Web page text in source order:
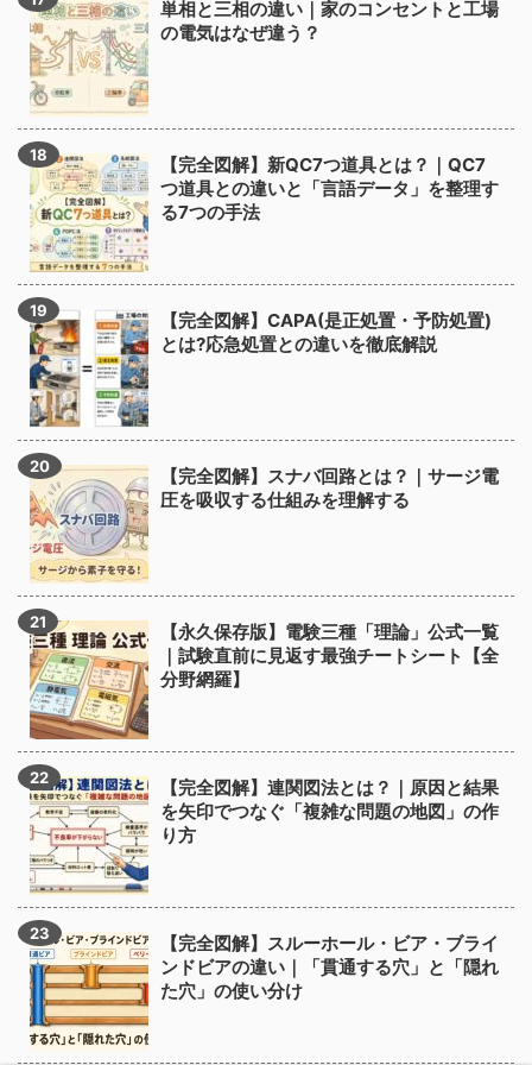
単相と三相の違い｜家のコンセントと工場
の電気はなぜ違う？
【完全図解】新QC7つ道具とは？｜QC7
つ道具との違いと「言語データ」を整理す
る7つの手法
【完全図解】CAPA(是正処置・予防処置)
とは?応急処置との違いを徹底解説
【完全図解】スナバ回路とは？｜サージ電
圧を吸収する仕組みを理解する
【永久保存版】電験三種「理論」公式一覧
｜試験直前に見返す最強チートシート【全
分野網羅】
【完全図解】連関図法とは？｜原因と結果
を矢印でつなぐ「複雑な問題の地図」の作
り方
【完全図解】スルーホール・ビア・ブライ
ンドビアの違い｜「貫通する穴」と「隠れ
た穴」の使い分け